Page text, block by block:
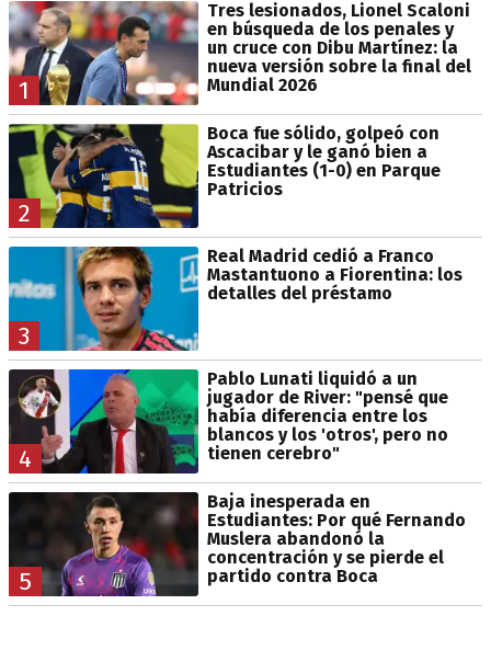
1
Tres lesionados, Lionel Scaloni
en búsqueda de los penales y
un cruce con Dibu Martínez: la
nueva versión sobre la final del
Mundial 2026
2
Boca fue sólido, golpeó con
Ascacibar y le ganó bien a
Estudiantes (1-0) en Parque
Patricios
3
Real Madrid cedió a Franco
Mastantuono a Fiorentina: los
detalles del préstamo
4
Pablo Lunati liquidó a un
jugador de River: "pensé que
había diferencia entre los
blancos y los 'otros', pero no
tienen cerebro"
5
Baja inesperada en
Estudiantes: Por qué Fernando
Muslera abandonó la
concentración y se pierde el
partido contra Boca